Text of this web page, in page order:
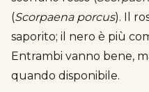
(Scorpaena porcus). Il
saporito; il nero è più
Entrambi vanno bene,
quando disponibile.